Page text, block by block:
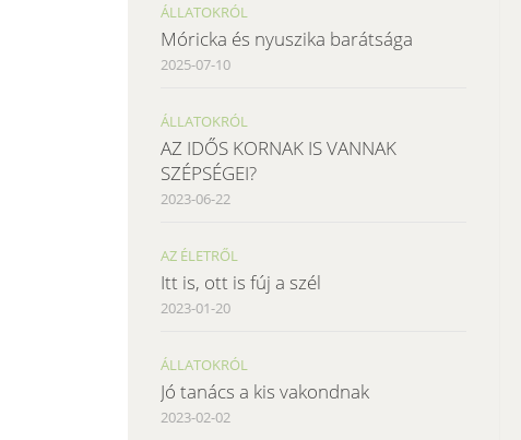
ÁLLATOKRÓL
Móricka és nyuszika barátsága
2025-07-10
ÁLLATOKRÓL
AZ IDŐS KORNAK IS VANNAK
SZÉPSÉGEI?
2023-06-22
AZ ÉLETRŐL
Itt is, ott is fúj a szél
2023-01-20
ÁLLATOKRÓL
Jó tanács a kis vakondnak
2023-02-02